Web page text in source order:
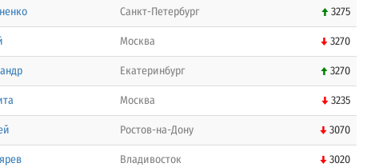
Санкт-Петербург 3275
Москва 3270
Екатеринбург 3270
Москва 3235
Ростов-на-Дону 3070
Владивосток 3020